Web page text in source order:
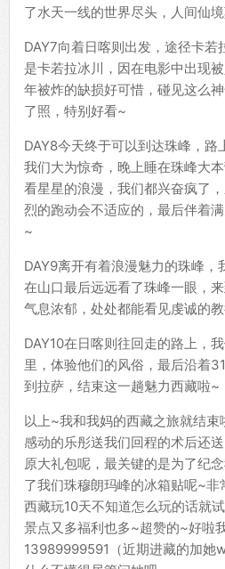
了水天一线的世界尽头，人间仙境
DAY7向着日喀则出发，途径卡若
是卡若拉冰川，因在电影中出现
年被炸的缺损好可惜，碰见这么
了照，特别好看~
DAY8今天终于可以到达珠峰，路
我们大为惊奇，晚上睡在珠峰大
看星星的浪漫，我们都兴奋疯了
烈的跑动会不适应的，最后伴着
~
DAY9离开有着浪漫魅力的珠峰，
在山口最后远远看了珠峰一眼，
气息浓郁，处处都能看见虔诚的
DAY10在日喀则往回走的路上，
里，体验他们的风俗，最后沿着
到拉萨，结束这一趟魅力西藏啦~
以上~我和我妈的西藏之旅就结
感动的乐彤送我们回程的术后还
原大礼包呢，最关键的是为了纪
了我们珠穆朗玛峰的冰箱贴呢~
西藏玩10天不知道怎么玩的话就
景点又多福利也多~超赞的~好啦
13989999591（近期进藏的加她